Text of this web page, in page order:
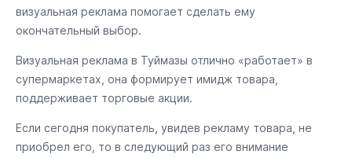
визуальная реклама помогает сделать ему
окончательный выбор.
Визуальная реклама в Туймазы отлично «работает» в
супермаркетах, она формирует имидж товара,
поддерживает торговые акции.
Если сегодня покупатель, увидев рекламу товара, не
приобрел его, то в следующий раз его внимание